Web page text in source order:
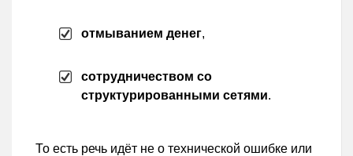
отмыванием денег,
сотрудничеством со
структурированными сетями.
То есть речь идёт не о технической ошибке или